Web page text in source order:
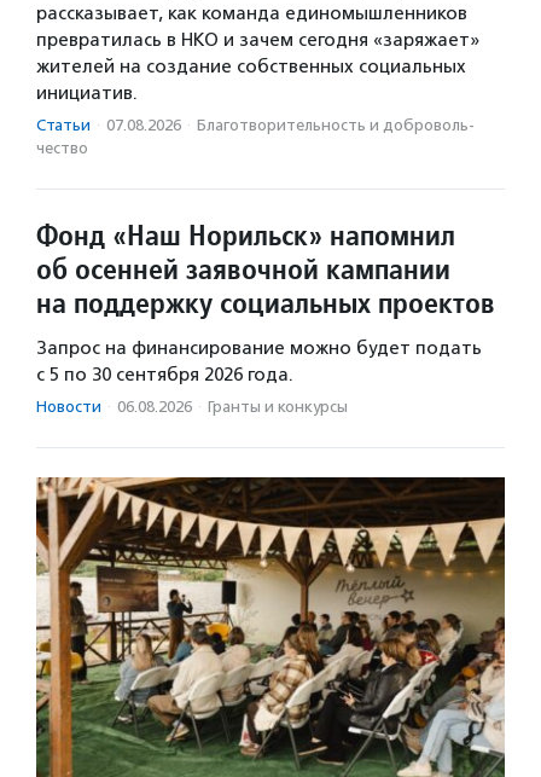
рассказывает, как команда единомышленников
превратилась в НКО и зачем сегодня «заряжает»
жителей на создание собственных социальных
инициатив.
Статьи · 07.08.2026 · Благотвори­тель­ность и доброволь­
чест­во
Фонд «Наш Норильск» напомнил
об осенней заявочной кампании
на поддержку социальных проектов
Запрос на финансирование можно будет подать
с 5 по 30 сентября 2026 года.
Новости · 06.08.2026 · Гранты и конкурсы